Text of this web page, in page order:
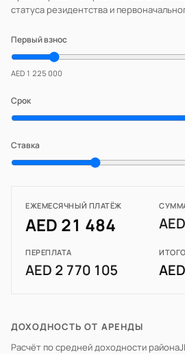
статуса резидентства и
Первый взнос
AED 1 225 000
Срок
Ставка
ЕЖЕМЕСЯЧНЫЙ ПЛАТЁЖ
AED 21 484
ПЕРЕПЛАТА
AED 2 770 105
ДОХОДНОСТЬ ОТ АРЕНДЫ
Расчёт по средней доходности района